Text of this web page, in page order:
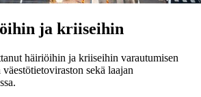
ja kriiseihin
häiriöihin ja kriiseihin varautumisen
sekä laajan